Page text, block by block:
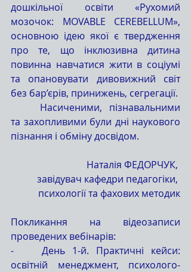
дошкільної освіти «Рухомий
мозочок: MOVABLE CEREBELLUM»,
основною ідею якої є твердження
про те, що інклюзивна дитина
повинна навчатися жити в соціумі
та опановувати дивовижний світ
без бар’єрів, принижень, сегрегації.
та захопливими були дні наукового
пізнання і обміну досвідом.
Наталія ФЕДОРЧУК,
завідувач кафедри педагогіки,
психології та фахових методик
Покликання на відеозаписи
проведених вебінарів:
-    День 1-й. Практичні кейси:
освітній менеджмент, психолого-